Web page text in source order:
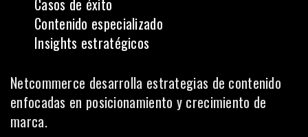
Casos de éxito
Contenido especializado
Insights estratégicos
Netcommerce desarrolla estrategias de contenido
enfocadas en posicionamiento y crecimiento de
marca.